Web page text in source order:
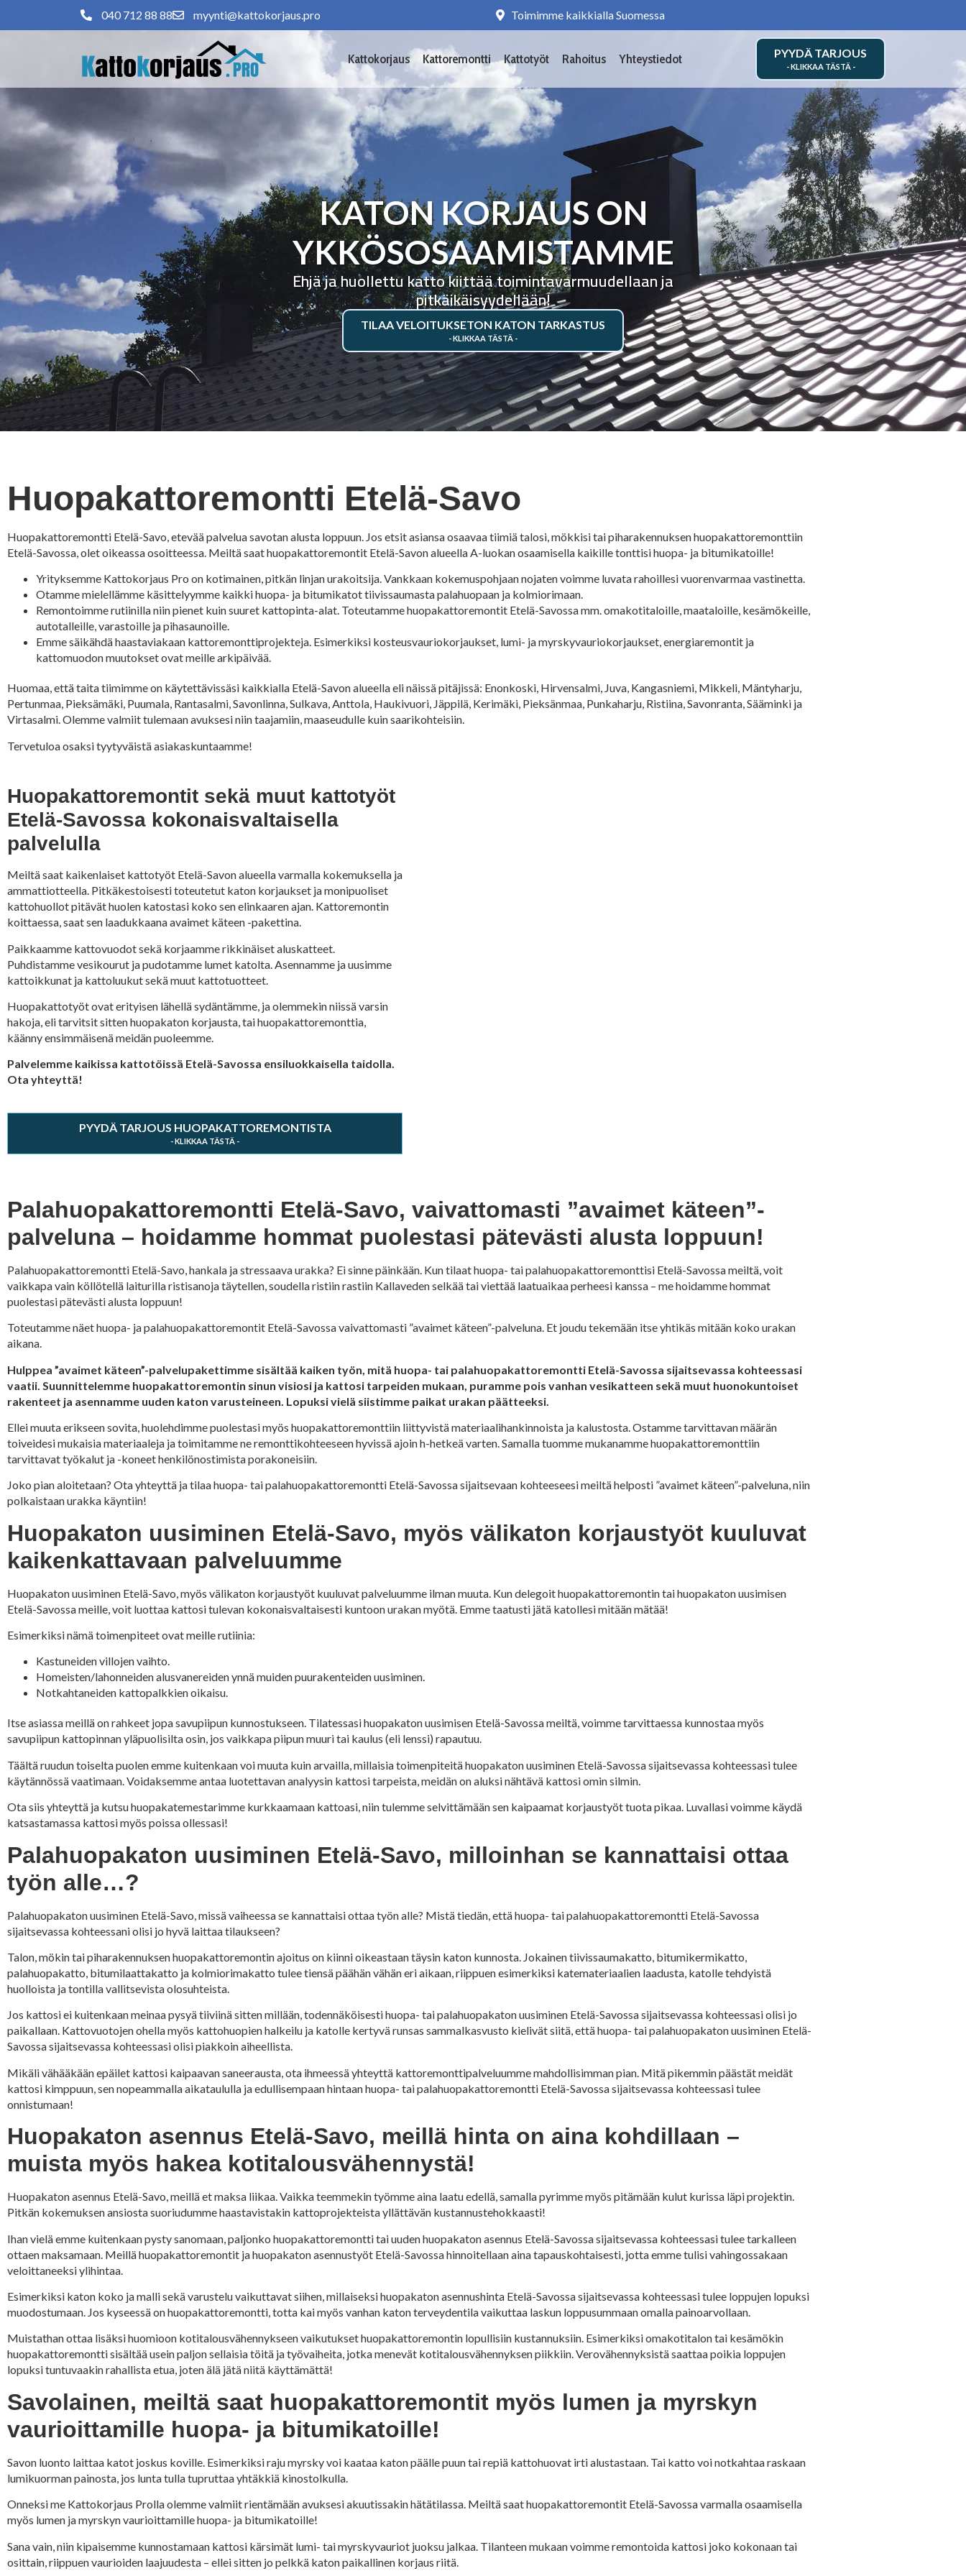
040 712 88 88 myynti@kattokorjaus.pro Toimimme kaikkialla Suomessa
Kattokorjaus Kattoremontti Kattotyöt Rahoitus Yhteystiedot PYYDÄ TARJOUS
KATON KORJAUS ON
YKKÖSOSAAMISTAMME
Ehjä ja huollettu katto kiittää toimintavarmuudellaan ja
pitkäikäisyydellään!
TILAA VELOITUKSETON KATON TARKASTUS
Huopakattoremontti Etelä-Savo
Huopakattoremontti Etelä-Savo, etevää palvelua savotan alusta loppuun. Jos etsit asiansa osaavaa tiimiä talosi, mökkisi tai piharakennuksen huopakattoremonttiin
Etelä-Savossa, olet oikeassa osoitteessa. Meiltä saat huopakattoremontit Etelä-Savon alueella A-luokan osaamisella kaikille tonttisi huopa- ja bitumikatoille!
Yrityksemme Kattokorjaus Pro on kotimainen, pitkän linjan urakoitsija. Vankkaan kokemuspohjaan nojaten voimme luvata rahoillesi vuorenvarmaa vastinetta.
Otamme mielellämme käsittelyymme kaikki huopa- ja bitumikatot tiivissaumasta palahuopaan ja kolmiorimaan.
Remontoimme rutiinilla niin pienet kuin suuret kattopinta-alat. Toteutamme huopakattoremontit Etelä-Savossa mm. omakotitaloille, maataloille, kesämökeille,
autotalleille, varastoille ja pihasaunoille.
Emme säikähdä haastaviakaan kattoremonttiprojekteja. Esimerkiksi kosteusvauriokorjaukset, lumi- ja myrskyvauriokorjaukset, energiaremontit ja
kattomuodon muutokset ovat meille arkipäivää.
Huomaa, että taita tiimimme on käytettävissäsi kaikkialla Etelä-Savon alueella eli näissä pitäjissä: Enonkoski, Hirvensalmi, Juva, Kangasniemi, Mikkeli, Mäntyharju,
Pertunmaa, Pieksämäki, Puumala, Rantasalmi, Savonlinna, Sulkava, Anttola, Haukivuori, Jäppilä, Kerimäki, Pieksänmaa, Punkaharju, Ristiina, Savonranta, Sääminki ja
Virtasalmi. Olemme valmiit tulemaan avuksesi niin taajamiin, maaseudulle kuin saarikohteisiin.
Tervetuloa osaksi tyytyväistä asiakaskuntaamme!
Huopakattoremontit sekä muut kattotyöt
Etelä-Savossa kokonaisvaltaisella
palvelulla
Meiltä saat kaikenlaiset kattotyöt Etelä-Savon alueella varmalla kokemuksella ja
ammattiotteella. Pitkäkestoisesti toteutetut katon korjaukset ja monipuoliset
kattohuollot pitävät huolen katostasi koko sen elinkaaren ajan. Kattoremontin
koittaessa, saat sen laadukkaana avaimet käteen -pakettina.
Paikkaamme kattovuodot sekä korjaamme rikkinäiset aluskatteet.
Puhdistamme vesikourut ja pudotamme lumet katolta. Asennamme ja uusimme
kattoikkunat ja kattoluukut sekä muut kattotuotteet.
Huopakattotyöt ovat erityisen lähellä sydäntämme, ja olemmekin niissä varsin
hakoja, eli tarvitsit sitten huopakaton korjausta, tai huopakattoremonttia,
käänny ensimmäisenä meidän puoleemme.
Palvelemme kaikissa kattotöissä Etelä-Savossa ensiluokkaisella taidolla.
Ota yhteyttä!
PYYDÄ TARJOUS HUOPAKATTOREMONTISTA
Palahuopakattoremontti Etelä-Savo, vaivattomasti ”avaimet käteen”-
palveluna – hoidamme hommat puolestasi pätevästi alusta loppuun!
Palahuopakattoremontti Etelä-Savo, hankala ja stressaava urakka? Ei sinne päinkään. Kun tilaat huopa- tai palahuopakattoremonttisi Etelä-Savossa meiltä, voit
vaikkapa vain köllötellä laiturilla ristisanoja täytellen, soudella ristiin rastiin Kallaveden selkää tai viettää laatuaikaa perheesi kanssa – me hoidamme hommat
puolestasi pätevästi alusta loppuun!
Toteutamme näet huopa- ja palahuopakattoremontit Etelä-Savossa vaivattomasti ”avaimet käteen”-palveluna. Et joudu tekemään itse yhtikäs mitään koko urakan
aikana.
Hulppea ”avaimet käteen”-palvelupakettimme sisältää kaiken työn, mitä huopa- tai palahuopakattoremontti Etelä-Savossa sijaitsevassa kohteessasi
vaatii. Suunnittelemme huopakattoremontin sinun visiosi ja kattosi tarpeiden mukaan, puramme pois vanhan vesikatteen sekä muut huonokuntoiset
rakenteet ja asennamme uuden katon varusteineen. Lopuksi vielä siistimme paikat urakan päätteeksi.
Ellei muuta erikseen sovita, huolehdimme puolestasi myös huopakattoremonttiin liittyvistä materiaalihankinnoista ja kalustosta. Ostamme tarvittavan määrän
toiveidesi mukaisia materiaaleja ja toimitamme ne remonttikohteeseen hyvissä ajoin h-hetkeä varten. Samalla tuomme mukanamme huopakattoremonttiin
tarvittavat työkalut ja -koneet henkilönostimista porakoneisiin.
Joko pian aloitetaan? Ota yhteyttä ja tilaa huopa- tai palahuopakattoremontti Etelä-Savossa sijaitsevaan kohteeseesi meiltä helposti ”avaimet käteen”-palveluna, niin
polkaistaan urakka käyntiin!
Huopakaton uusiminen Etelä-Savo, myös välikaton korjaustyöt kuuluvat
kaikenkattavaan palveluumme
Huopakaton uusiminen Etelä-Savo, myös välikaton korjaustyöt kuuluvat palveluumme ilman muuta. Kun delegoit huopakattoremontin tai huopakaton uusimisen
Etelä-Savossa meille, voit luottaa kattosi tulevan kokonaisvaltaisesti kuntoon urakan myötä. Emme taatusti jätä katollesi mitään mätää!
Esimerkiksi nämä toimenpiteet ovat meille rutiinia:
Kastuneiden villojen vaihto.
Homeisten/lahonneiden alusvanereiden ynnä muiden puurakenteiden uusiminen.
Notkahtaneiden kattopalkkien oikaisu.
Itse asiassa meillä on rahkeet jopa savupiipun kunnostukseen. Tilatessasi huopakaton uusimisen Etelä-Savossa meiltä, voimme tarvittaessa kunnostaa myös
savupiipun kattopinnan yläpuolisilta osin, jos vaikkapa piipun muuri tai kaulus (eli lenssi) rapautuu.
Täältä ruudun toiselta puolen emme kuitenkaan voi muuta kuin arvailla, millaisia toimenpiteitä huopakaton uusiminen Etelä-Savossa sijaitsevassa kohteessasi tulee
käytännössä vaatimaan. Voidaksemme antaa luotettavan analyysin kattosi tarpeista, meidän on aluksi nähtävä kattosi omin silmin.
Ota siis yhteyttä ja kutsu huopakatemestarimme kurkkaamaan kattoasi, niin tulemme selvittämään sen kaipaamat korjaustyöt tuota pikaa. Luvallasi voimme käydä
katsastamassa kattosi myös poissa ollessasi!
Palahuopakaton uusiminen Etelä-Savo, milloinhan se kannattaisi ottaa
työn alle…?
Palahuopakaton uusiminen Etelä-Savo, missä vaiheessa se kannattaisi ottaa työn alle? Mistä tiedän, että huopa- tai palahuopakattoremontti Etelä-Savossa
sijaitsevassa kohteessani olisi jo hyvä laittaa tilaukseen?
Talon, mökin tai piharakennuksen huopakattoremontin ajoitus on kiinni oikeastaan täysin katon kunnosta. Jokainen tiivissaumakatto, bitumikermikatto,
palahuopakatto, bitumilaattakatto ja kolmiorimakatto tulee tiensä päähän vähän eri aikaan, riippuen esimerkiksi katemateriaalien laadusta, katolle tehdyistä
huolloista ja tontilla vallitsevista olosuhteista.
Jos kattosi ei kuitenkaan meinaa pysyä tiiviinä sitten millään, todennäköisesti huopa- tai palahuopakaton uusiminen Etelä-Savossa sijaitsevassa kohteessasi olisi jo
paikallaan. Kattovuotojen ohella myös kattohuopien halkeilu ja katolle kertyvä runsas sammalkasvusto kielivät siitä, että huopa- tai palahuopakaton uusiminen Etelä-
Savossa sijaitsevassa kohteessasi olisi piakkoin aiheellista.
Mikäli vähääkään epäilet kattosi kaipaavan saneerausta, ota ihmeessä yhteyttä kattoremonttipalveluumme mahdollisimman pian. Mitä pikemmin päästät meidät
kattosi kimppuun, sen nopeammalla aikataululla ja edullisempaan hintaan huopa- tai palahuopakattoremontti Etelä-Savossa sijaitsevassa kohteessasi tulee
onnistumaan!
Huopakaton asennus Etelä-Savo, meillä hinta on aina kohdillaan –
muista myös hakea kotitalousvähennystä!
Huopakaton asennus Etelä-Savo, meillä et maksa liikaa. Vaikka teemmekin työmme aina laatu edellä, samalla pyrimme myös pitämään kulut kurissa läpi projektin.
Pitkän kokemuksen ansiosta suoriudumme haastavistakin kattoprojekteista yllättävän kustannustehokkaasti!
Ihan vielä emme kuitenkaan pysty sanomaan, paljonko huopakattoremontti tai uuden huopakaton asennus Etelä-Savossa sijaitsevassa kohteessasi tulee tarkalleen
ottaen maksamaan. Meillä huopakattoremontit ja huopakaton asennustyöt Etelä-Savossa hinnoitellaan aina tapauskohtaisesti, jotta emme tulisi vahingossakaan
veloittaneeksi ylihintaa.
Esimerkiksi katon koko ja malli sekä varustelu vaikuttavat siihen, millaiseksi huopakaton asennushinta Etelä-Savossa sijaitsevassa kohteessasi tulee loppujen lopuksi
muodostumaan. Jos kyseessä on huopakattoremontti, totta kai myös vanhan katon terveydentila vaikuttaa laskun loppusummaan omalla painoarvollaan.
Muistathan ottaa lisäksi huomioon kotitalousvähennykseen vaikutukset huopakattoremontin lopullisiin kustannuksiin. Esimerkiksi omakotitalon tai kesämökin
huopakattoremontti sisältää usein paljon sellaisia töitä ja työvaiheita, jotka menevät kotitalousvähennyksen piikkiin. Verovähennyksistä saattaa poikia loppujen
lopuksi tuntuvaakin rahallista etua, joten älä jätä niitä käyttämättä!
Savolainen, meiltä saat huopakattoremontit myös lumen ja myrskyn
vaurioittamille huopa- ja bitumikatoille!
Savon luonto laittaa katot joskus koville. Esimerkiksi raju myrsky voi kaataa katon päälle puun tai repiä kattohuovat irti alustastaan. Tai katto voi notkahtaa raskaan
lumikuorman painosta, jos lunta tulla tupruttaa yhtäkkiä kinostolkulla.
Onneksi me Kattokorjaus Prolla olemme valmiit rientämään avuksesi akuutissakin hätätilassa. Meiltä saat huopakattoremontit Etelä-Savossa varmalla osaamisella
myös lumen ja myrskyn vaurioittamille huopa- ja bitumikatoille!
Sana vain, niin kipaisemme kunnostamaan kattosi kärsimät lumi- tai myrskyvauriot juoksu jalkaa. Tilanteen mukaan voimme remontoida kattosi joko kokonaan tai
osittain, riippuen vaurioiden laajuudesta – ellei sitten jo pelkkä katon paikallinen korjaus riitä.